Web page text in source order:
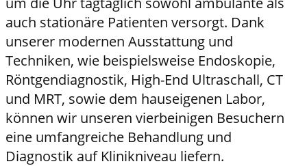
auch stationäre Patienten versorgt. Dank
unserer modernen Ausstattung und
Techniken, wie beispielsweise Endoskopie,
Röntgendiagnostik, High-End Ultraschall, CT
und MRT, sowie dem hauseigenen Labor,
können wir unseren vierbeinigen Besuchern
eine umfangreiche Behandlung und
Diagnostik auf Klinikniveau liefern.